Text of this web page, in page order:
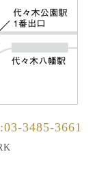
3485-3661